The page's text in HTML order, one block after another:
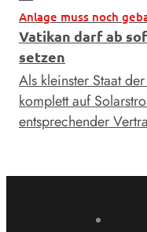
Anlage muss noch
Vatikan darf ab
setzen
Als kleinster Staat
komplett auf
entsprechender